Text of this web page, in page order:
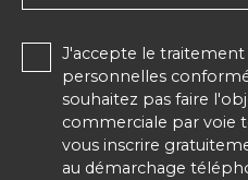
J'accepte le
personnelles
souhaitez pas faire
commerciale par voie
vous inscrire
au démarchage